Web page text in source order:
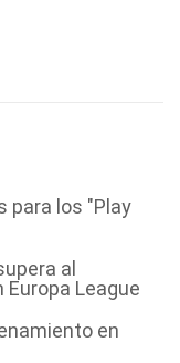
para los "Play
al
League
en